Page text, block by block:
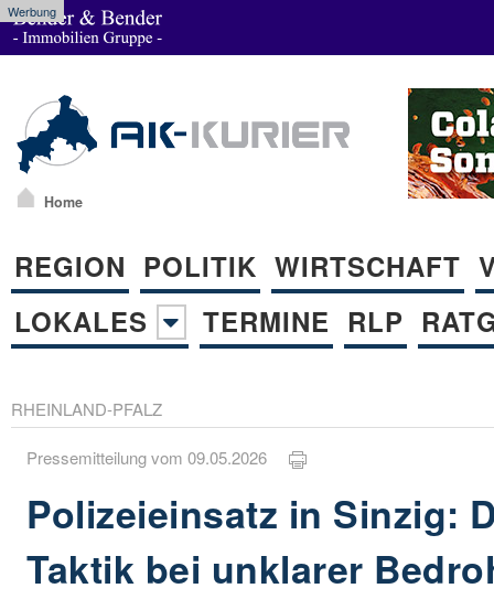
Werbung
Home
REGION POLITIK WIRTSCHAFT
LOKALES
TERMINE RLP
RHEINLAND-PFALZ
Pressemitteilung vom 09.05.2026
Polizeieinsatz in Sinzig:
Taktik bei unklarer